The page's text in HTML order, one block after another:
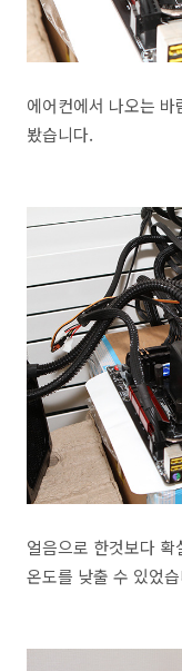
에어컨에서 나오는
봤습니다.
얼음으로 한것보다
온도를 낮출 수 있었